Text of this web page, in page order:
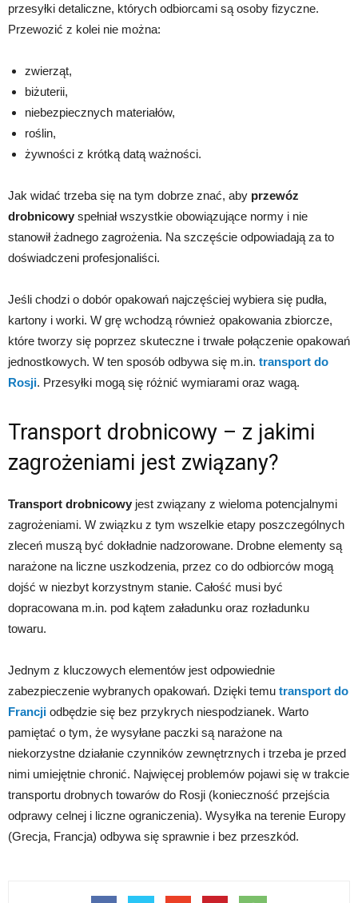
przesyłki detaliczne, których odbiorcami są osoby fizyczne.
Przewozić z kolei nie można:
zwierząt,
biżuterii,
niebezpiecznych materiałów,
roślin,
żywności z krótką datą ważności.
Jak widać trzeba się na tym dobrze znać, aby przewóz
drobnicowy spełniał wszystkie obowiązujące normy i nie
stanowił żadnego zagrożenia. Na szczęście odpowiadają za to
doświadczeni profesjonaliści.
Jeśli chodzi o dobór opakowań najczęściej wybiera się pudła,
kartony i worki. W grę wchodzą również opakowania zbiorcze,
które tworzy się poprzez skuteczne i trwałe połączenie opakowań
jednostkowych. W ten sposób odbywa się m.in. transport do
Rosji. Przesyłki mogą się różnić wymiarami oraz wagą.
Transport drobnicowy – z jakimi
zagrożeniami jest związany?
Transport drobnicowy jest związany z wieloma potencjalnymi
zagrożeniami. W związku z tym wszelkie etapy poszczególnych
zleceń muszą być dokładnie nadzorowane. Drobne elementy są
narażone na liczne uszkodzenia, przez co do odbiorców mogą
dojść w niezbyt korzystnym stanie. Całość musi być
dopracowana m.in. pod kątem załadunku oraz rozładunku
towaru.
Jednym z kluczowych elementów jest odpowiednie
zabezpieczenie wybranych opakowań. Dzięki temu transport do
Francji odbędzie się bez przykrych niespodzianek. Warto
pamiętać o tym, że wysyłane paczki są narażone na
niekorzystne działanie czynników zewnętrznych i trzeba je przed
nimi umiejętnie chronić. Najwięcej problemów pojawi się w trakcie
transportu drobnych towarów do Rosji (konieczność przejścia
odprawy celnej i liczne ograniczenia). Wysyłka na terenie Europy
(Grecja, Francja) odbywa się sprawnie i bez przeszkód.